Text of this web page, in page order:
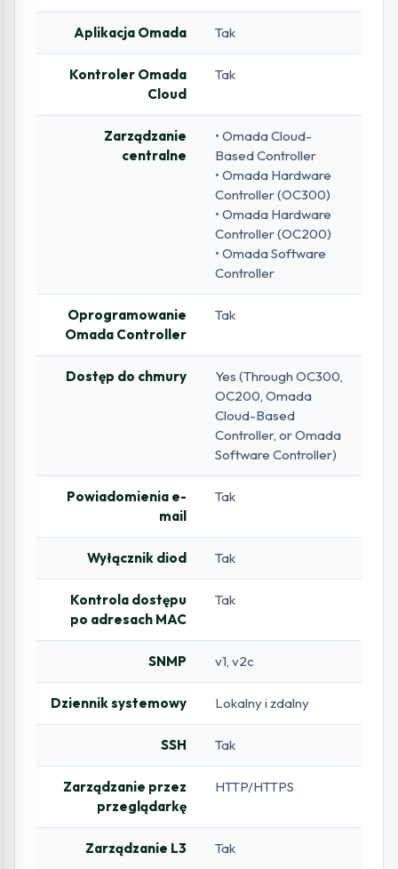
Aplikacja Omada Tak
Kontroler Omada
Cloud
Tak
Zarządzanie
centralne
• Omada Cloud-
Based Controller
• Omada Hardware
Controller (OC300)
• Omada Hardware
Controller (OC200)
• Omada Software
Controller
Oprogramowanie
Omada Controller
Tak
Dostęp do chmury
Yes (Through OC300,
OC200, Omada
Cloud-Based
Controller, or Omada
Software Controller)
Powiadomienia e-
mail
Tak
Wyłącznik diod Tak
Kontrola dostępu
po adresach MAC
Tak
SNMP v1, v2c
Dziennik systemowy Lokalny i zdalny
SSH Tak
Zarządzanie przez
przeglądarkę
HTTP/HTTPS
Zarządzanie L3 Tak